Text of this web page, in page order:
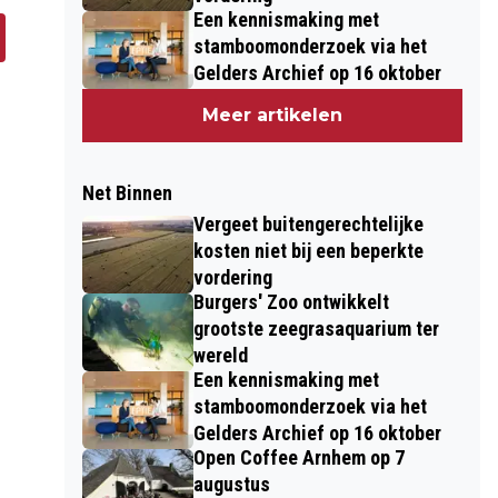
Een kennismaking met
stamboomonderzoek via het
Gelders Archief op 16 oktober
Meer artikelen
Net Binnen
Vergeet buitengerechtelijke
kosten niet bij een beperkte
vordering
Burgers' Zoo ontwikkelt
grootste zeegrasaquarium ter
wereld
Een kennismaking met
stamboomonderzoek via het
Gelders Archief op 16 oktober
Open Coffee Arnhem op 7
augustus